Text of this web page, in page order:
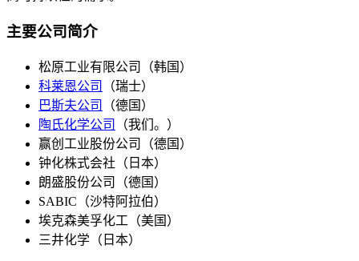
主要公司简介
松原工业有限公司（韩国）
科莱恩公司
（瑞士）
巴斯夫公司
（德国）
陶氏化学公司
（我们。）
赢创工业股份公司（德国）
钟化株式会社（日本）
朗盛股份公司（德国）
SABIC（沙特阿拉伯）
埃克森美孚化工（美国）
三井化学（日本）